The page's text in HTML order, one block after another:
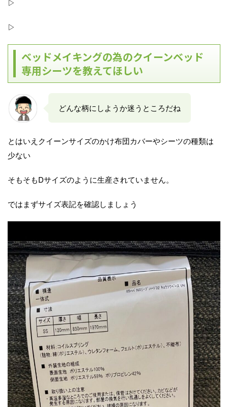
▷
▷
ベッドメイキングの為のクイーンベッド
専用シーツを教えてほしい
どんな柄にしようか迷うところだね
とはいえクイーンサイズのかけ布団カバーやシーツの種類は
少ない
そもそもDサイズのように生産されていません。
ではまずサイズ表記を確認しましょう